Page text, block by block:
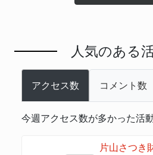
人気のある
アクセス数 コメント数
今週アクセス数が多かった活
片山さつき